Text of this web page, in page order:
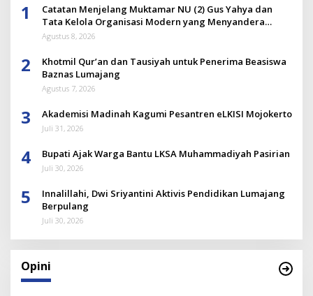
1
Catatan Menjelang Muktamar NU (2) Gus Yahya dan
Tata Kelola Organisasi Modern yang Menyandera
Dirinya
Agustus 8, 2026
2
Khotmil Qur’an dan Tausiyah untuk Penerima Beasiswa
Baznas Lumajang
Agustus 7, 2026
3 Akademisi Madinah Kagumi Pesantren eLKISI Mojokerto
Juli 31, 2026
4 Bupati Ajak Warga Bantu LKSA Muhammadiyah Pasirian
Juli 30, 2026
5
Innalillahi, Dwi Sriyantini Aktivis Pendidikan Lumajang
Berpulang
Juli 30, 2026
Opini